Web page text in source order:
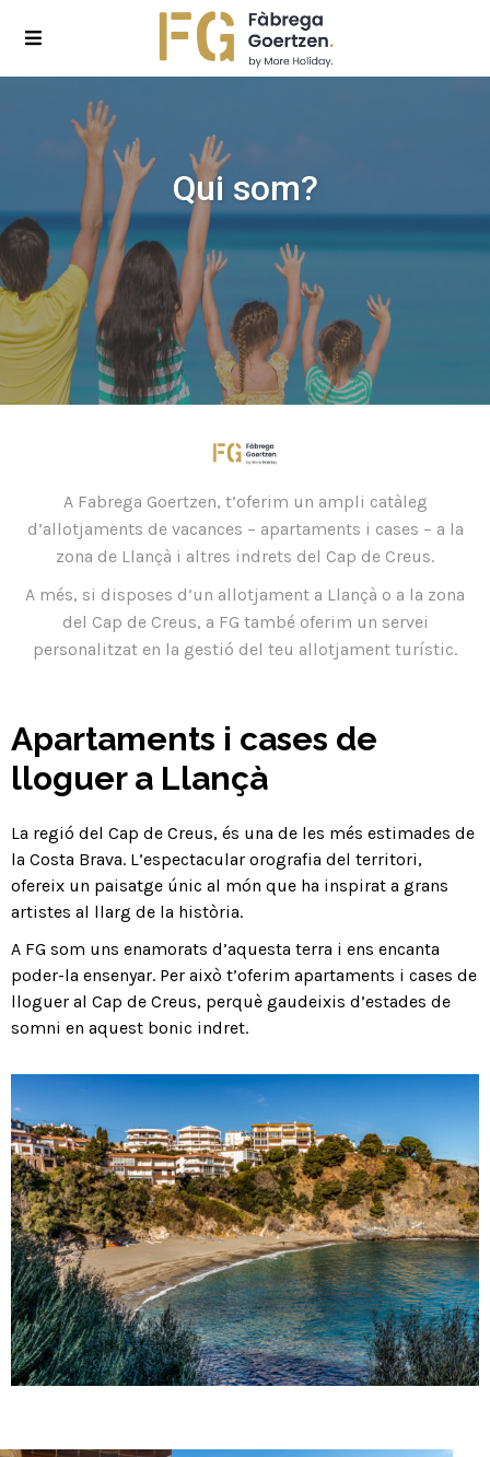
Qui som?
A Fabrega Goertzen, t’oferim un ampli catàleg
d’allotjaments de vacances – apartaments i cases – a la
zona de Llançà i altres indrets del Cap de Creus.
A més, si disposes d’un allotjament a Llançà o a la zona
del Cap de Creus, a FG també oferim un servei
personalitzat en la gestió del teu allotjament turístic.
Apartaments i cases de
lloguer a Llançà
La regió del Cap de Creus, és una de les més estimades de
la Costa Brava. L’espectacular orografia del territori,
ofereix un paisatge únic al món que ha inspirat a grans
artistes al llarg de la història.
A FG som uns enamorats d’aquesta terra i ens encanta
poder-la ensenyar. Per això t’oferim apartaments i cases de
lloguer al Cap de Creus, perquè gaudeixis d’estades de
somni en aquest bonic indret.